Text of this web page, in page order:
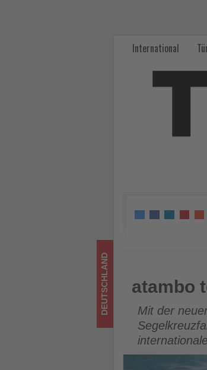
International
atambo tours
DEUTSCHLAND atambo
Mit der